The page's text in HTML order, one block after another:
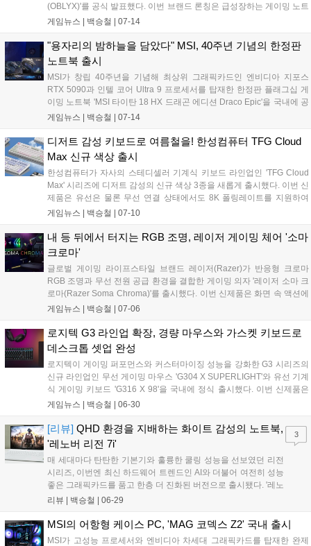
(OBLYX)'를 공식 발표했다. 이번 브랜드 론칭은 급성장하는 게이밍 노트
북 시장 내 지배력을 강화하기 위한 전략으로, 향후 주요 PC 제조사의 고
단순한 부품 공급을 넘어 엔비디아의 지싱크, 인텔 에보나 돌비 비전처
럼 소비자가 믿고 선택할 수 있는 독자적인 고품질 게이밍 디스플레이
인증 마크로 자리 잡는 것을 목표로 하고 있다....
게임뉴스 | 백승철 | 07-14
"용자리의 밤하늘을 담았다" MSI, 40주년 기념의 한정판
노트북 출시
MSI가 창립 40주년을 기념해 최상위 그래픽카드인 엔비디아 지포스
RTX 5090과 인텔 코어 Ultra 9 프로세서를 탑재한 한정판 플래그십 게
이밍 노트북 'MSI 타이탄 18 HX 드래곤 에디션 Draco Epic'을 국내에 공
식 출시했다. 이번 신제품은 북쪽 밤하늘의 용자리에서 영감을 얻은 독
의 플레이 환경을 원하는 게이머를 공략한다....
게임뉴스 | 백승철 | 07-14
디저트 감성 키보드로 여름철을! 한성컴퓨터 TFG Cloud
Max 신규 색상 출시
한성컴퓨터가 자사의 스테디셀러 기계식 키보드 라인업인 'TFG Cloud
Max' 시리즈에 디저트 감성의 신규 색상 3종을 새롭게 출시했다. 이번 신
제품은 유선은 물론 무선 연결 상태에서도 8K 폴링레이트를 지원하여
게이머에게 끊김 없는 초고속 반응 속도를 제공하는 것이 특징이다. 차
환경과 데스크테리어 요소를 동시에 충족한다....
게임뉴스 | 백승철 | 07-10
내 등 뒤에서 터지는 RGB 조명, 레이저 게이밍 체어 '소마
크로마'
글로벌 게이밍 라이프스타일 브랜드 레이저(Razer)가 반응형 크로마
RGB 조명과 무선 전원 공급 환경을 결합한 게이밍 의자 '레이저 소마 크
로마(Razer Soma Chroma)'를 출시했다. 이번 신제품은 화면 속 액션에
실시간으로 반응하는 조명 기술과 장시간 플레이를 지원하는 인체공학
게임뉴스 | 백승철 | 07-06
로지텍 G3 라인업 확장, 경량 마우스와 가스켓 키보드로
데스크톱 셋업 완성
로지텍이 게이밍 퍼포먼스와 커스터마이징 성능을 강화한 G3 시리즈의
신규 라인업인 무선 게이밍 마우스 'G304 X SUPERLIGHT'와 유선 기계
식 게이밍 키보드 'G316 X 98'을 국내에 정식 출시했다. 이번 신제품은
로지텍 G의 검증된 기술력을 바탕으로 게이머의 정밀한 조작과 민첩한
구축할 수 있도록 설계된 것이 특징이다....
게임뉴스 | 백승철 | 06-30
[리뷰] QHD 환경을 지배하는 화이트 감성의 노트북,
'레노버 리전 7i'
매 세대마다 탄탄한 기본기와 훌륭한 쿨링 성능을 선보였던 리전
시리즈, 이번엔 최신 하드웨어 트렌드인 AI와 더불어 여전히 성능
좋은 그래픽카드를 품고 한층 더 진화된 버전으로 출시됐다. '레노
버 리전 7i'는 인텔의 최신 코어 울트라 프로세서와 엔비디아 지포
륭한 사양도 돋보이지만, 게이밍 노트북에서 선택지가 좁은 편인
흰색 제품인 점도 매력적인 부분이다....
리뷰 | 백승철 | 06-29
3
MSI의 어항형 케이스 PC, 'MAG 코덱스 Z2' 국내 출시
MSI가 고성능 프로세서와 엔비디아 차세대 그래픽카드를 탑재한 완제